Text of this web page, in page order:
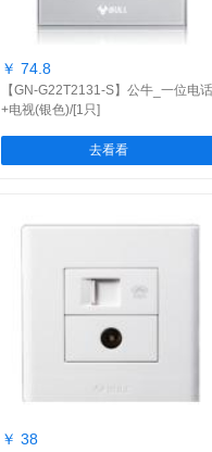
￥ 74.8
【GN-G22T2131-S】公牛_一位电话
+电视(银色)/[1只]
去看看
￥ 38